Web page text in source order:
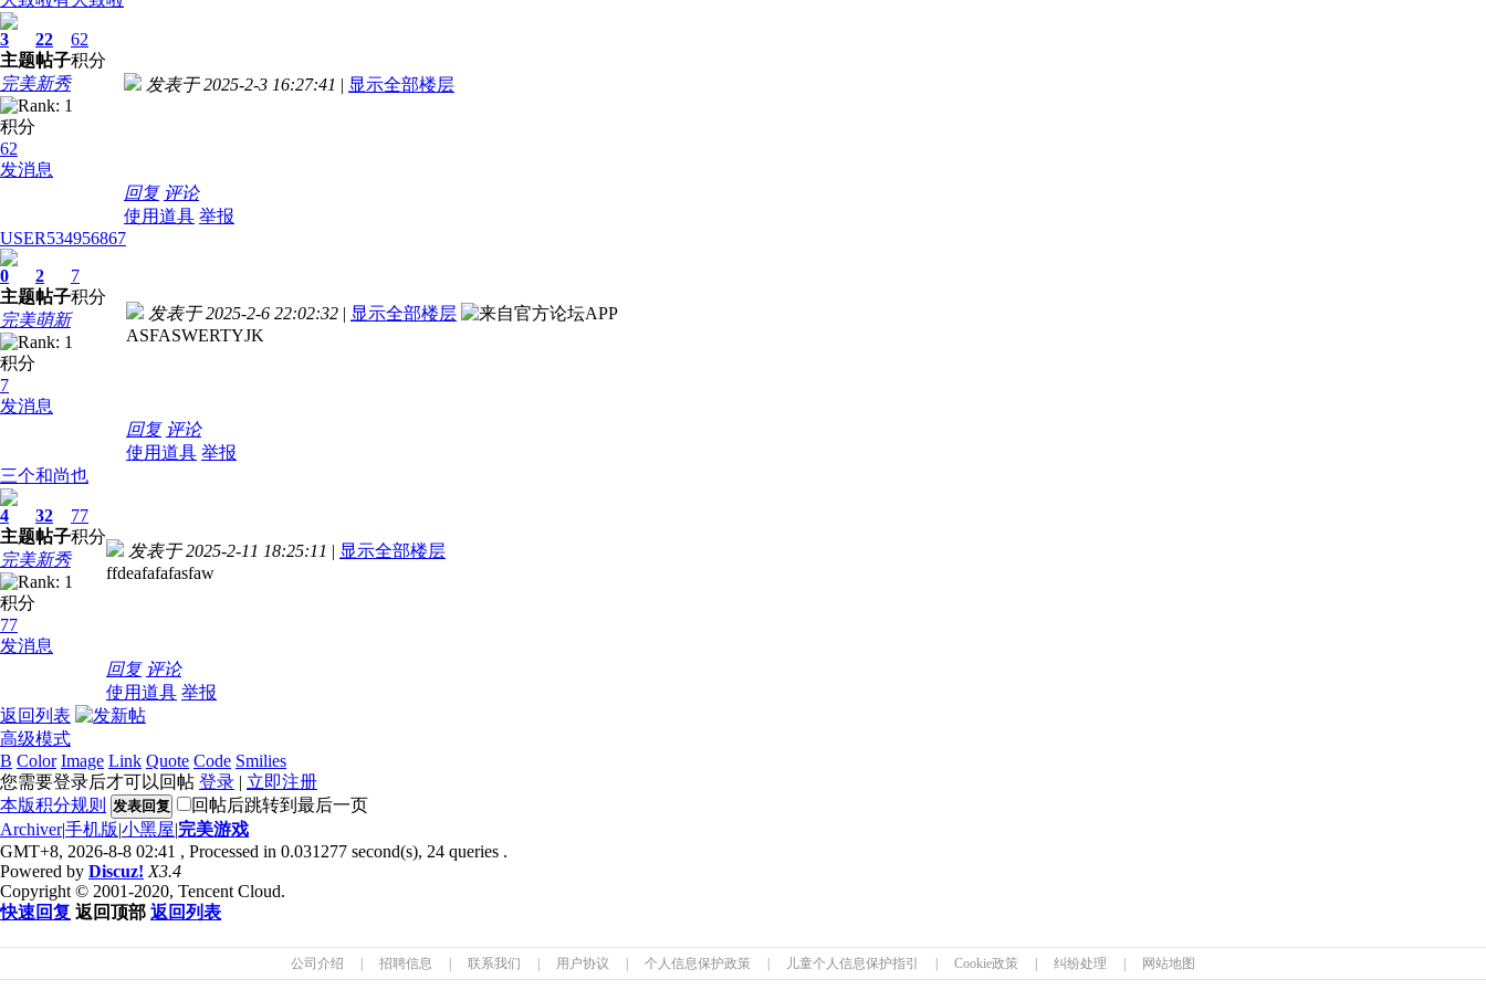
3
主题
22
帖子
62
积分
完美新秀
积分
62
发消息
发表于 2025-2-3 16:27:41 | 显示全部楼层
回复 评论
使用道具 举报
USER534956867
0
主题
2
帖子
7
积分
完美萌新
积分
7
发消息
发表于 2025-2-6 22:02:32 | 显示全部楼层
ASFASWERTYJK
回复 评论
使用道具 举报
三个和尚也
4
主题
32
帖子
77
积分
完美新秀
积分
77
发消息
发表于 2025-2-11 18:25:11 | 显示全部楼层
ffdeafafafasfaw
回复 评论
使用道具 举报
返回列表
高级模式
B Color Image Link Quote Code Smilies
您需要登录后才可以回帖 登录 | 立即注册
本版积分规则
发表回复
回帖后跳转到最后一页
Archiver|手机版|小黑屋|完美游戏
GMT+8, 2026-8-8 02:41 , Processed in 0.031277 second(s), 24 queries .
Powered by Discuz! X3.4
Copyright © 2001-2020, Tencent Cloud.
快速回复 返回顶部 返回列表
公司介绍 招聘信息 联系我们 用户协议 个人信息保护政策 儿童个人信息保护指引 Cookie政策 纠纷处理 网站地图